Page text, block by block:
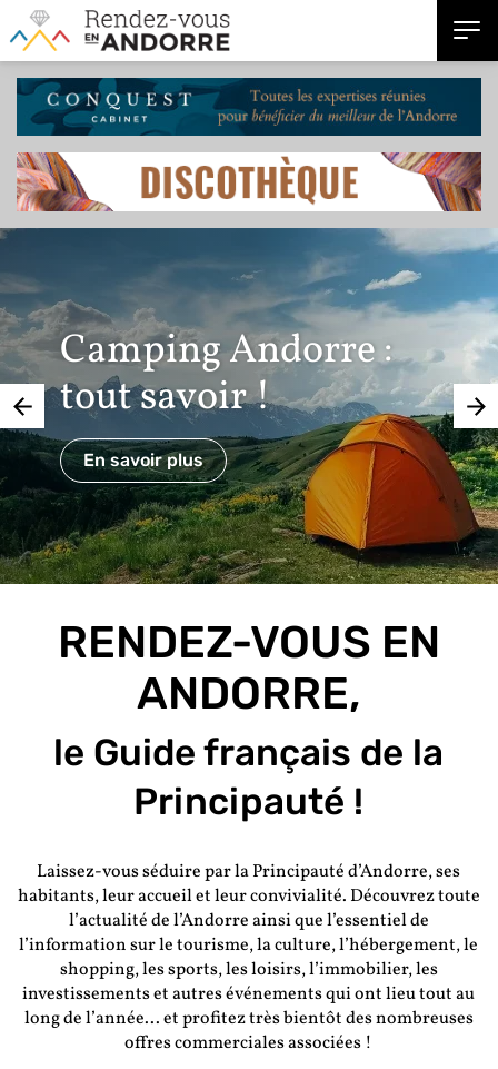
Camping Andorre :
tout savoir !
En savoir plus
RENDEZ-VOUS EN
ANDORRE,
le Guide français de la
Principauté !
Laissez-vous séduire par la Principauté d’Andorre, ses
habitants, leur accueil et leur convivialité. Découvrez toute
l’actualité de l’Andorre ainsi que l’essentiel de
l’information sur le tourisme, la culture, l’hébergement, le
shopping, les sports, les loisirs, l’immobilier, les
investissements et autres événements qui ont lieu tout au
long de l’année... et profitez très bientôt des nombreuses
offres commerciales associées !